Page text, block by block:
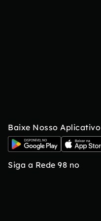
Baixe Nosso Aplicativo
Siga a Rede 98 no